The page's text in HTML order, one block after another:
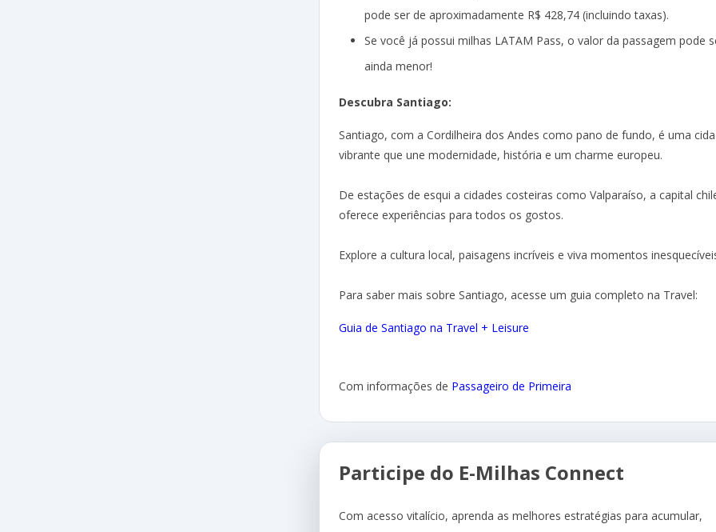
pode ser de aproximadamente R$ 428,74 (incluindo taxas).
Se você já possui milhas LATAM Pass, o valor da passagem pode
ainda menor!
Descubra Santiago:
Santiago, com a Cordilheira dos Andes como pano de fundo, é uma
vibrante que une modernidade, história e um charme europeu.
De estações de esqui a cidades costeiras como Valparaíso, a capital
oferece experiências para todos os gostos.
Explore a cultura local, paisagens incríveis e viva momentos
Para saber mais sobre Santiago, acesse um guia completo na Travel:
Guia de Santiago na Travel + Leisure
Com informações de Passageiro de Primeira
Participe do E-Milhas Connect
Com acesso vitalício, aprenda as melhores estratégias para acumular,